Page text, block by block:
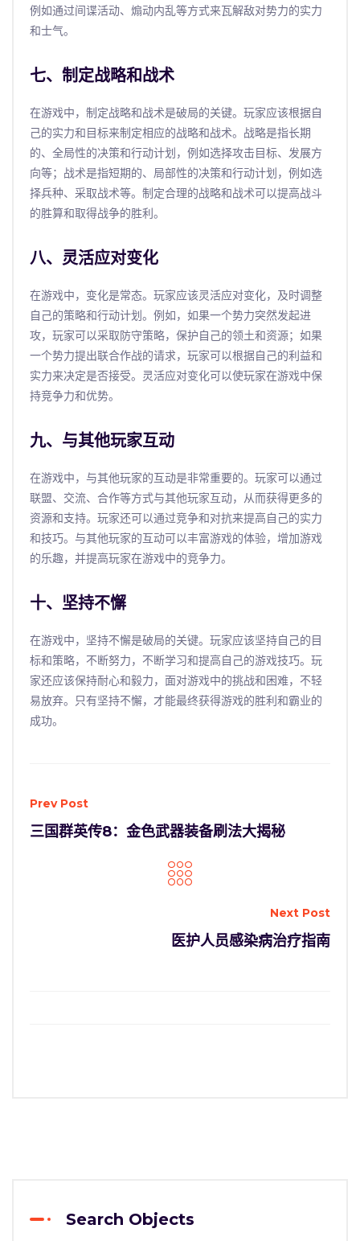
例如通过间谍活动、煽动内乱等方式来瓦解敌对势力的实力
和士气。
七、制定战略和战术
在游戏中，制定战略和战术是破局的关键。玩家应该根据自
己的实力和目标来制定相应的战略和战术。战略是指长期
的、全局性的决策和行动计划，例如选择攻击目标、发展方
向等；战术是指短期的、局部性的决策和行动计划，例如选
择兵种、采取战术等。制定合理的战略和战术可以提高战斗
的胜算和取得战争的胜利。
八、灵活应对变化
在游戏中，变化是常态。玩家应该灵活应对变化，及时调整
自己的策略和行动计划。例如，如果一个势力突然发起进
攻，玩家可以采取防守策略，保护自己的领土和资源；如果
一个势力提出联合作战的请求，玩家可以根据自己的利益和
实力来决定是否接受。灵活应对变化可以使玩家在游戏中保
持竞争力和优势。
九、与其他玩家互动
在游戏中，与其他玩家的互动是非常重要的。玩家可以通过
联盟、交流、合作等方式与其他玩家互动，从而获得更多的
资源和支持。玩家还可以通过竞争和对抗来提高自己的实力
和技巧。与其他玩家的互动可以丰富游戏的体验，增加游戏
的乐趣，并提高玩家在游戏中的竞争力。
十、坚持不懈
在游戏中，坚持不懈是破局的关键。玩家应该坚持自己的目
标和策略，不断努力，不断学习和提高自己的游戏技巧。玩
家还应该保持耐心和毅力，面对游戏中的挑战和困难，不轻
易放弃。只有坚持不懈，才能最终获得游戏的胜利和霸业的
成功。
Prev Post
三国群英传8：金色武器装备刷法大揭秘
Next Post
医护人员感染病治疗指南
Search Objects